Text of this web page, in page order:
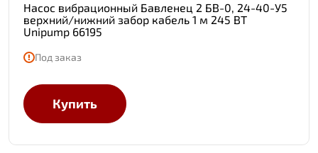
Насос вибрационный Бавленец 2 БВ-0, 24-40-У5
верхний/нижний забор кабель 1 м 245 ВТ
Unipump 66195
Под заказ
Купить